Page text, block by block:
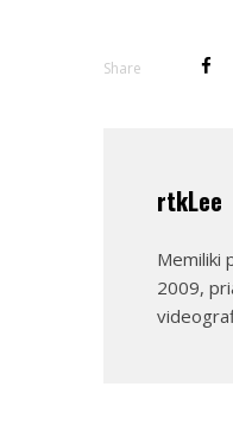
Share
rtkLee
Memiliki
2009,